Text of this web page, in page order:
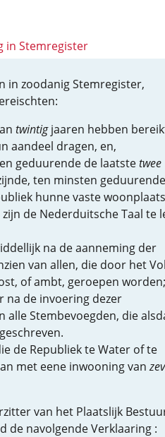
in Stemregister
in zoodanig Stemregister,
twintigjaaren hebben
aandeel dragen, en,
geduurende de laatstetwee
ten minsten
hunne vaste woonplaats
de Nederduitsche Taal te
na de aanneming der
van allen, die door het
of ambt, geroepen worden;
na de invoering dezer
alle Stembevoegden, die
de Republiek te Water of te
met eene inwooning van
van het Plaatslijk
de navolgende Verklaaring :